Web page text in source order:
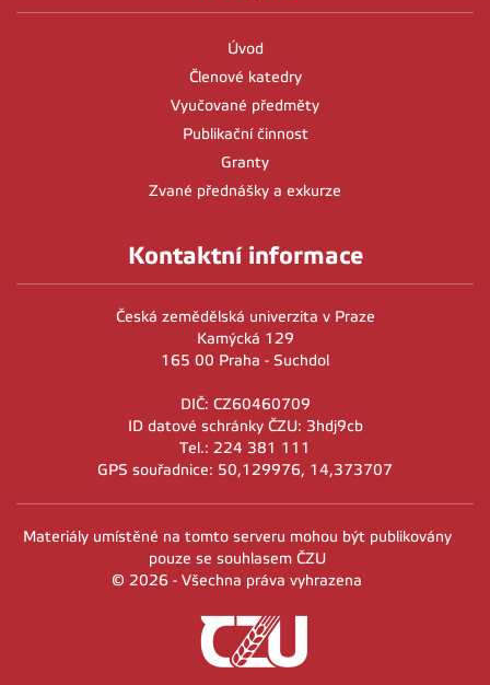
Úvod
Členové katedry
Vyučované předměty
Publikační činnost
Granty
Zvané přednášky a exkurze
Kontaktní informace
Česká zemědělská univerzita v Praze
Kamýcká 129
165 00 Praha - Suchdol
DIČ: CZ60460709
ID datové schránky ČZU: 3hdj9cb
Tel.: 224 381 111
GPS souřadnice: 50,129976, 14,373707
Materiály umístěné na tomto serveru mohou být publikovány
pouze se souhlasem ČZU
© 2026 - Všechna práva vyhrazena